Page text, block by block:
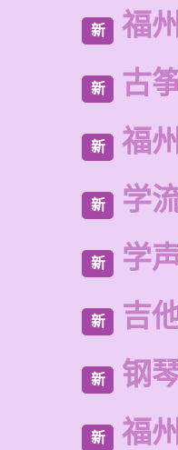
新 福
新 古
新 福
新 学
新 学
新 吉
新 钢
新 福